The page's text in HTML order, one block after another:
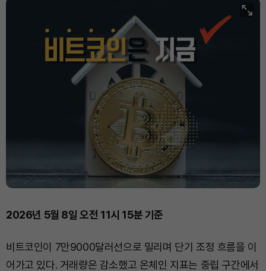
2026년 5월 8일 오전 11시 15분 기준
비트코인이 7만9000달러선으로 밀리며 단기 조정 흐름을 이
어가고 있다. 거래량은 감소했고 온체인 지표는 중립 구간에서